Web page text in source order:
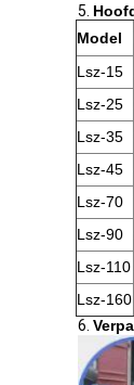
5.
Model
Lsz-15
Lsz-25
Lsz-35
Lsz-45
Lsz-70
Lsz-90
Lsz-110
Lsz-160
6.